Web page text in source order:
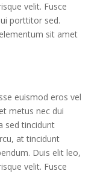
velit. Fusce
porttitor sed.
sit amet
euismod eros vel
metus nec dui
sed tincidunt
at tincidunt
Duis elit leo,
velit. Fusce